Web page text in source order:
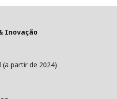
Inovação
(a partir de 2024)